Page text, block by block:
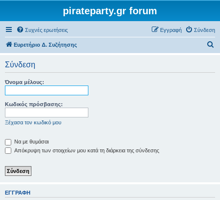
pirateparty.gr forum
Συχνές ερωτήσεις Σύνδεση
Εγγραφή
Ευρετήριο Δ. Συζήτησης
Σύνδεση
Όνομα μέλους:
Κωδικός πρόσβασης:
Ξέχασα τον κωδικό μου
Να με θυμάσαι
Απόκρυψη των στοιχείων μου κατά τη διάρκεια της σύνδεσης
ΕΓΓΡΑΦΉ